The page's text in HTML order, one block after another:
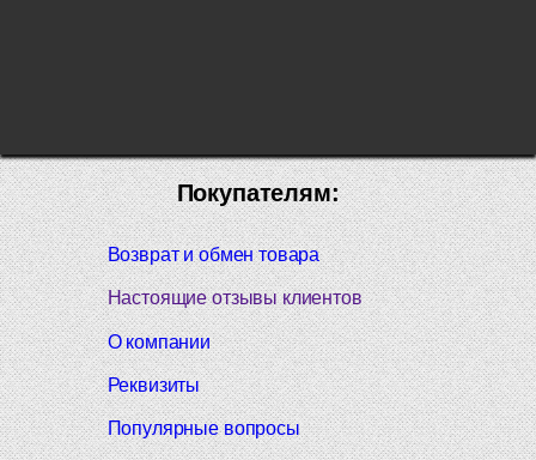
Покупателям:
Возврат и обмен товара
Настоящие отзывы клиентов
О компании
Реквизиты
Популярные вопросы